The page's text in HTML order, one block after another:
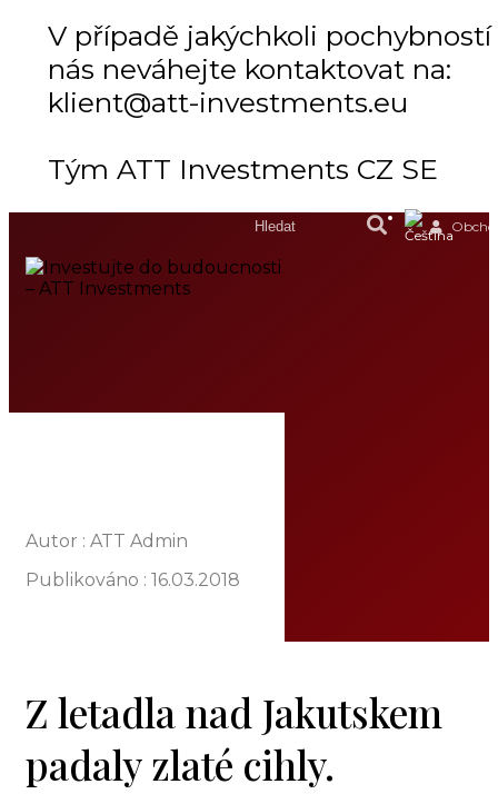
V případě jakýchkoli pochybností
nás neváhejte kontaktovat na:
klient@att-investments.eu
Tým ATT Investments CZ SE
Autor : ATT Admin
Publikováno : 16.03.2018
Z letadla nad Jakutskem
padaly zlaté cihly.